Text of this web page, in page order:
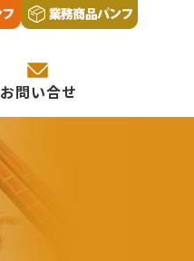
お問い合せ